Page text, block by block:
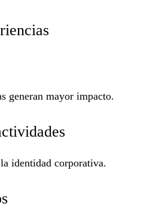
generan mayor impacto.
identidad corporativa.